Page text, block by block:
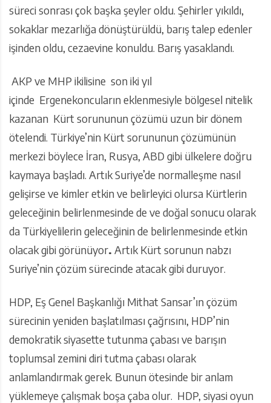
süreci sonrası çok başka şeyler oldu. Şehirler yıkıldı,
sokaklar mezarlığa dönüştürüldü, barış talep edenler
işinden oldu, cezaevine konuldu. Barış yasaklandı.
AKP ve MHP ikilisine son iki yıl
içinde Ergenekoncuların eklenmesiyle bölgesel nitelik
kazanan Kürt sorununun çözümü uzun bir dönem
ötelendi. Türkiye’nin Kürt sorununun çözümünün
merkezi böylece İran, Rusya, ABD gibi ülkelere doğru
kaymaya başladı. Artık Suriye’de normalleşme nasıl
gelişirse ve kimler etkin ve belirleyici olursa Kürtlerin
geleceğinin belirlenmesinde de ve doğal sonucu olarak
da Türkiyelilerin geleceğinin de belirlenmesinde etkin
olacak gibi görünüyor. Artık Kürt sorunun nabzı
Suriye’nin çözüm sürecinde atacak gibi duruyor.
HDP, Eş Genel Başkanlığı Mithat Sansar’ın çözüm
sürecinin yeniden başlatılması çağrısını, HDP’nin
demokratik siyasette tutunma çabası ve barışın
toplumsal zemini diri tutma çabası olarak
anlamlandırmak gerek. Bunun ötesinde bir anlam
yüklemeye çalışmak boşa çaba olur. HDP, siyasi oyun